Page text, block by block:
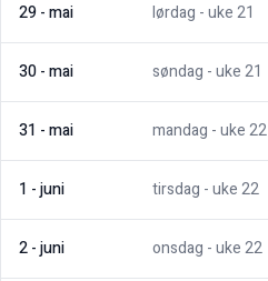
29-mai lørdag - uke21
30-mai søndag - uke21
31 -mai mandag - uke22
1 -juni tirsdag - uke22
2-juni onsdag - uke22